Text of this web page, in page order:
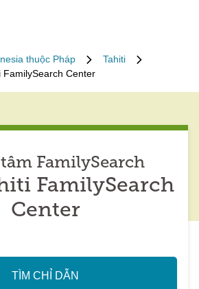
thuộc Pháp
Tahiti
FamilySearch Center
FamilySearch
FamilySearch
Center
TÌM CHỈ DẪN